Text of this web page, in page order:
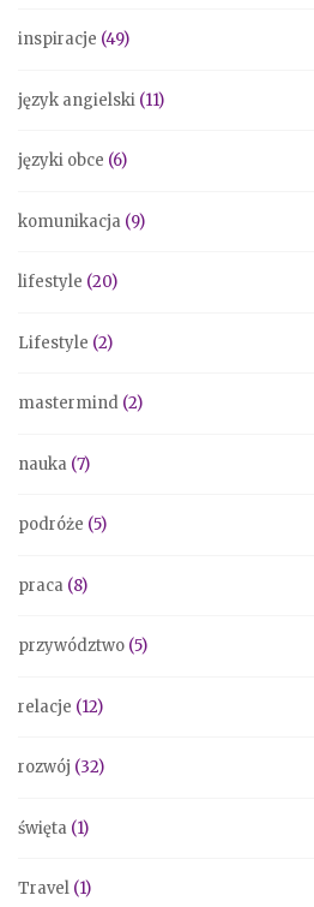
inspiracje (49)
język angielski (11)
języki obce (6)
komunikacja (9)
lifestyle (20)
Lifestyle (2)
mastermind (2)
nauka (7)
podróże (5)
praca (8)
przywództwo (5)
relacje (12)
rozwój (32)
święta (1)
Travel (1)